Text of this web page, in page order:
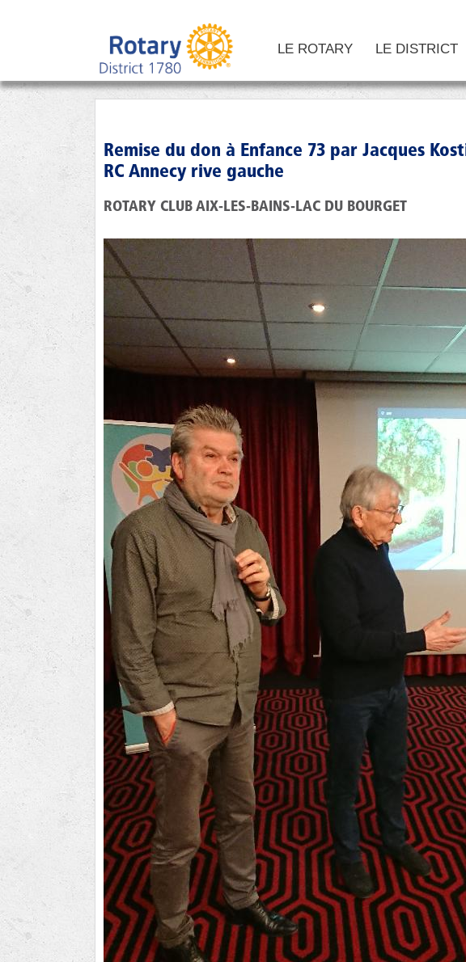
LE ROTARY LE DISTRICT
Remise du don à Enfance 73 par Jacques
RC Annecy rive gauche
ROTARY CLUB AIX-LES-BAINS-LAC DU BOURGET